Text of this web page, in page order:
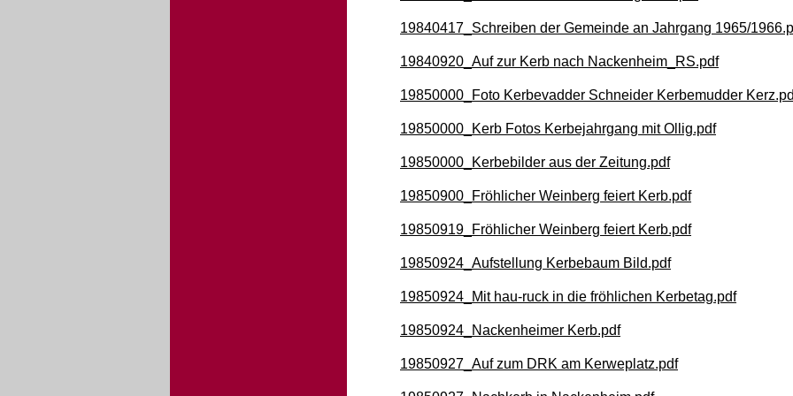
19840417_Schreiben der Gemeinde an Jahrgang 1965/
19840920_Auf zur Kerb nach Nackenheim_RS.pdf
19850000_Foto Kerbevadder Schneider Kerbemudder
19850000_Kerb Fotos Kerbejahrgang mit Ollig.pdf
19850000_Kerbebilder aus der Zeitung.pdf
19850900_Fröhlicher Weinberg feiert Kerb.pdf
19850919_Fröhlicher Weinberg feiert Kerb.pdf
19850924_Aufstellung Kerbebaum Bild.pdf
19850924_Mit hau-ruck in die fröhlichen Kerbetag.pdf
19850924_Nackenheimer Kerb.pdf
19850927_Auf zum DRK am Kerweplatz.pdf